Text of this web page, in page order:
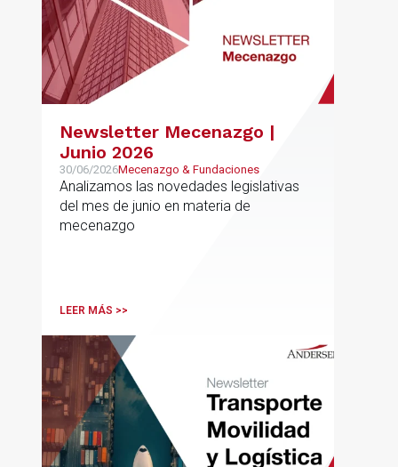
Newsletter Mecenazgo |
Junio 2026
30/06/2026Mecenazgo & Fundaciones
Analizamos las novedades legislativas
del mes de junio en materia de
mecenazgo
LEER MÁS >>